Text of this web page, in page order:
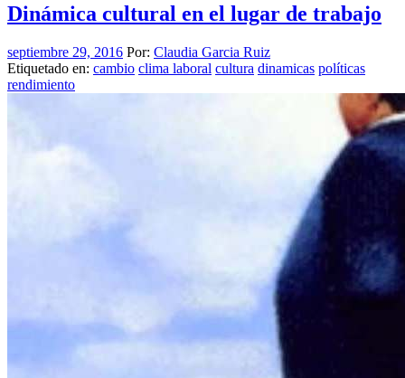
Dinámica cultural en el lugar de trabajo
septiembre 29, 2016 Por: Claudia Garcia Ruiz
Etiquetado en: cambio clima laboral cultura dinamicas políticas
rendimiento